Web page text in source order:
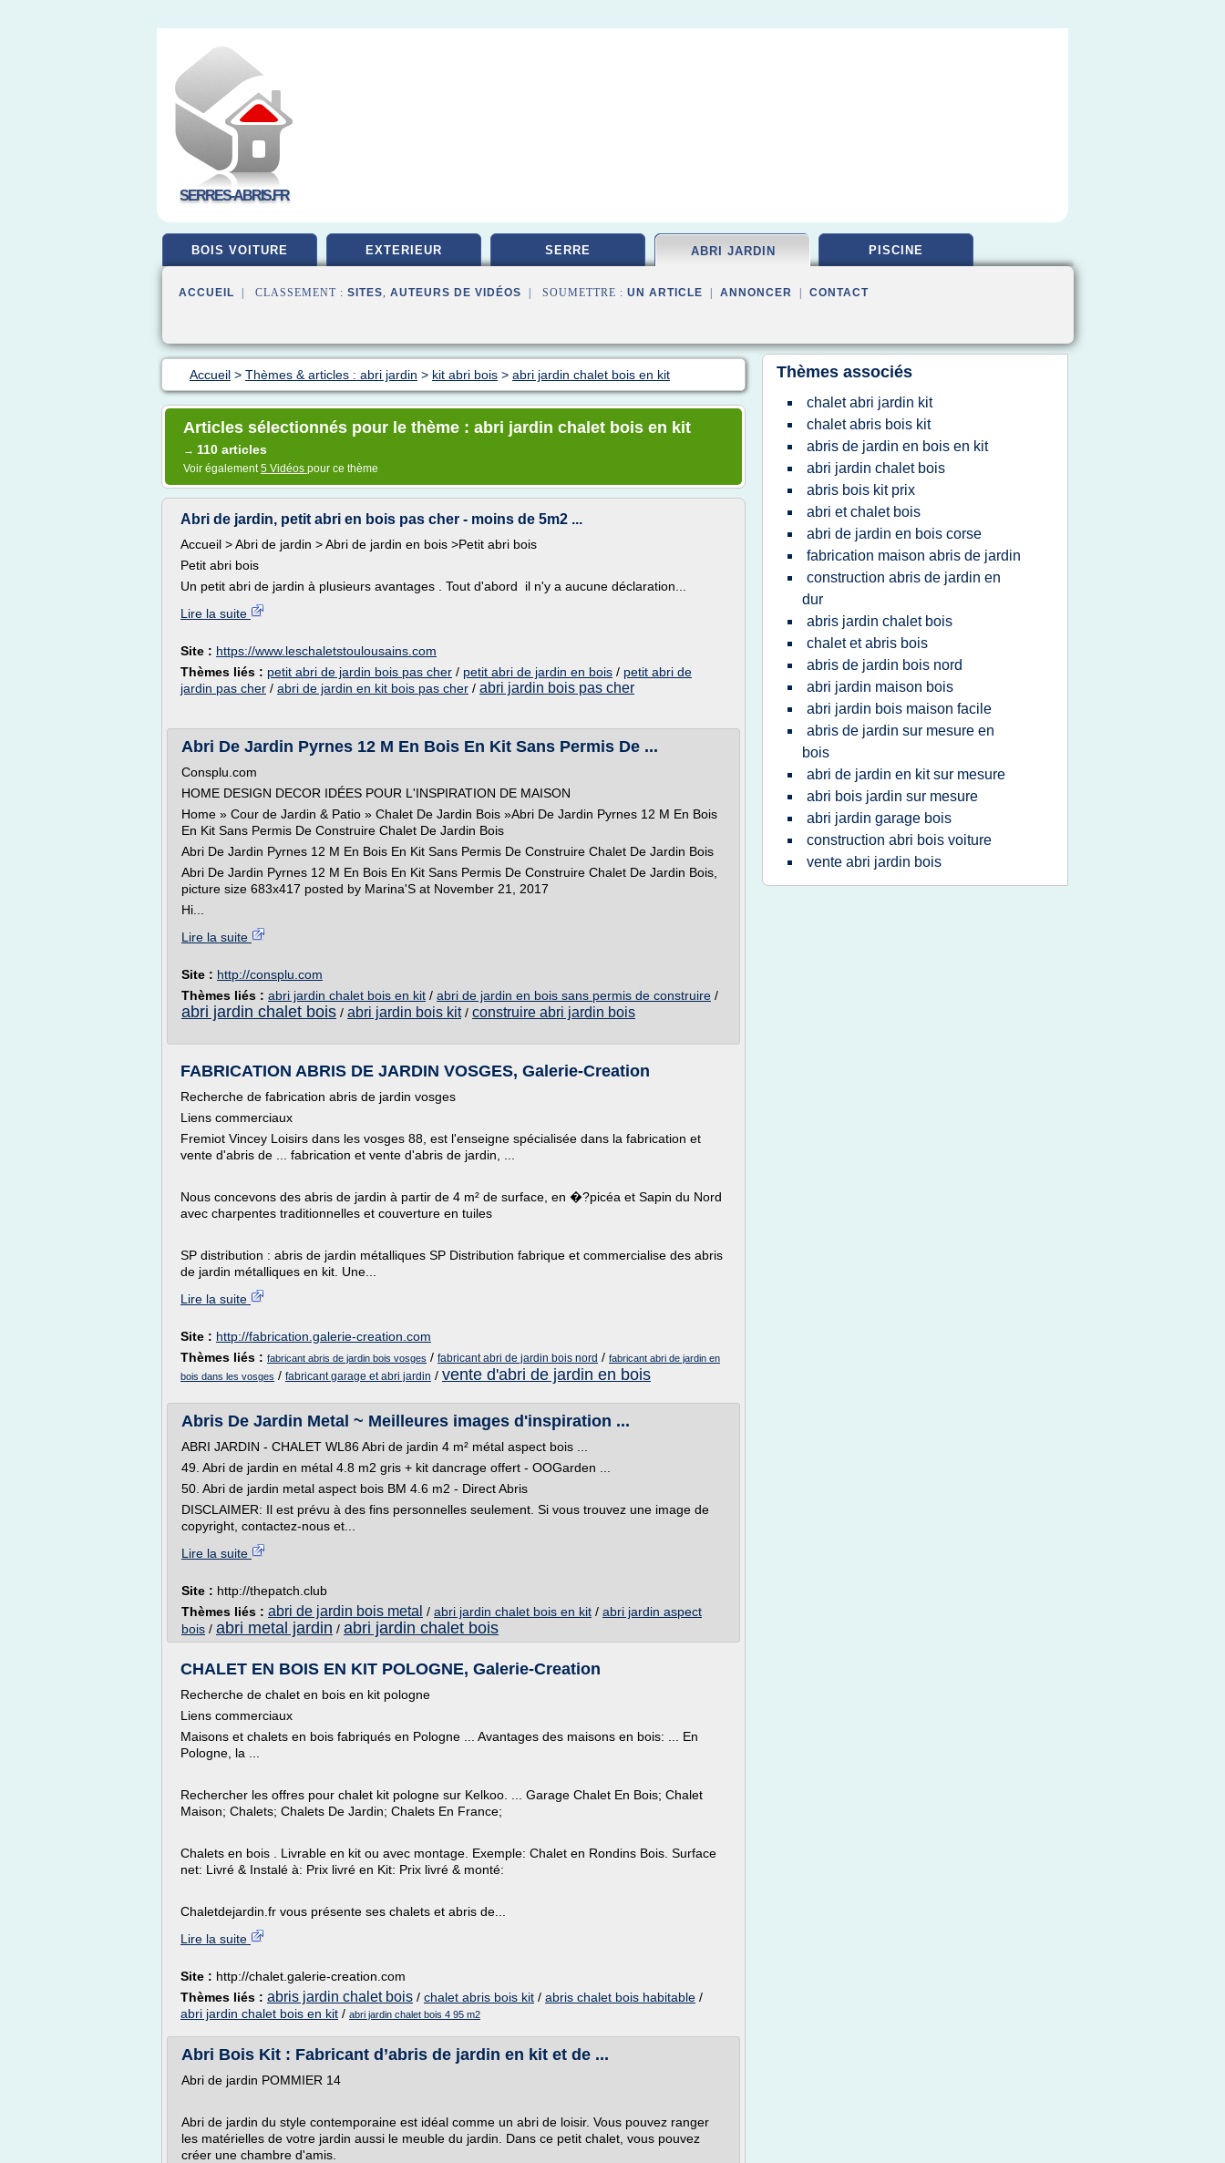
SERRES-ABRIS.FR
BOIS VOITURE EXTERIEUR SERRE ABRI JARDIN PISCINE
ACCUEIL | CLASSEMENT : SITES, AUTEURS DE VIDÉOS | SOUMETTRE : UN ARTICLE ANNONCER CONTACT
Accueil > Thèmes & articles : abri jardin > kit abri bois > abri jardin chalet bois en kit
Articles sélectionnés pour le thème : abri jardin chalet bois en kit
→ 110 articles
Voir également5 Vidéos pour ce thème
Abri de jardin, petit abri en bois pas cher - moins de 5m2 ...
Accueil > Abri de jardin > Abri de jardin en bois >Petit abri bois
Petit abri bois
Un petit abri de jardin à plusieurs avantages . Tout d'abord il n'y a aucune déclaration...
Lire la suite
Site : https://www.leschaletstoulousains.com
Thèmes liés : petit abri de jardin bois pas cher / petit abri de jardin en bois / petit abri de
jardin pas cher / abri de jardin en kit bois pas cher / abri jardin bois pas cher
Abri De Jardin Pyrnes 12 M En Bois En Kit Sans Permis De ...
Consplu.com
HOME DESIGN DECOR IDÉES POUR L'INSPIRATION DE MAISON
Home » Cour de Jardin & Patio » Chalet De Jardin Bois »Abri De Jardin Pyrnes 12 M En Bois
En Kit Sans Permis De Construire Chalet De Jardin Bois
Abri De Jardin Pyrnes 12 M En Bois En Kit Sans Permis De Construire Chalet De Jardin Bois
Abri De Jardin Pyrnes 12 M En Bois En Kit Sans Permis De Construire Chalet De Jardin Bois,
picture size 683x417 posted by Marina'S at November 21, 2017
Hi...
Lire la suite
Site : http://consplu.com
Thèmes liés : abri jardin chalet bois en kit / abri de jardin en bois sans permis de construire /
abri jardin chalet bois / abri jardin bois kit/ construire abri jardin bois
FABRICATION ABRIS DE JARDIN VOSGES, Galerie-Creation
Recherche de fabrication abris de jardin vosges
Liens commerciaux
Fremiot Vincey Loisirs dans les vosges 88, est l'enseigne spécialisée dans la fabrication et
vente d'abris de ... fabrication et vente d'abris de jardin, ...
Nous concevons des abris de jardin à partir de 4 m² de surface, en �?picéa et Sapin du Nord
avec charpentes traditionnelles et couverture en tuiles
SP distribution : abris de jardin métalliques SP Distribution fabrique et commercialise des abris
de jardin métalliques en kit. Une...
Lire la suite
Site : http://fabrication.galerie-creation.com
Thèmes liés : fabricant abris de jardin bois vosges / fabricant abri de jardin bois nord / fabricant abri de jardin en
bois dans les vosges / fabricant garage et abri jardin / vente d'abri de jardin en bois
Abris De Jardin Metal ~ Meilleures images d'inspiration ...
ABRI JARDIN - CHALET WL86 Abri de jardin 4 m² métal aspect bois ...
49. Abri de jardin en métal 4.8 m2 gris + kit dancrage offert - OOGarden ...
50. Abri de jardin metal aspect bois BM 4.6 m2 - Direct Abris
DISCLAIMER: Il est prévu à des fins personnelles seulement. Si vous trouvez une image de
copyright, contactez-nous et...
Lire la suite
Site : http://thepatch.club
Thèmes liés : abri de jardin bois metal / abri jardin chalet bois en kit / abri jardin aspect
bois / abri metal jardin / abri jardin chalet bois
CHALET EN BOIS EN KIT POLOGNE, Galerie-Creation
Recherche de chalet en bois en kit pologne
Liens commerciaux
Maisons et chalets en bois fabriqués en Pologne ... Avantages des maisons en bois: ... En
Pologne, la ...
Rechercher les offres pour chalet kit pologne sur Kelkoo. ... Garage Chalet En Bois; Chalet
Maison; Chalets; Chalets De Jardin; Chalets En France;
Chalets en bois . Livrable en kit ou avec montage. Exemple: Chalet en Rondins Bois. Surface
net: Livré & Instalé à: Prix livré en Kit: Prix livré & monté:
Chaletdejardin.fr vous présente ses chalets et abris de...
Lire la suite
Site : http://chalet.galerie-creation.com
Thèmes liés : abris jardin chalet bois / chalet abris bois kit / abris chalet bois habitable /
abri jardin chalet bois en kit / abri jardin chalet bois 4 95 m2
Abri Bois Kit : Fabricant d’abris de jardin en kit et de ...
Abri de jardin POMMIER 14
Abri de jardin du style contemporaine est idéal comme un abri de loisir. Vous pouvez ranger
les matérielles de votre jardin aussi le meuble du jardin. Dans ce petit chalet, vous pouvez
créer une chambre d'amis.
Thèmes associés
chalet abri jardin kit
chalet abris bois kit
abris de jardin en bois en kit
abri jardin chalet bois
abris bois kit prix
abri et chalet bois
abri de jardin en bois corse
fabrication maison abris de jardin
construction abris de jardin en
dur
abris jardin chalet bois
chalet et abris bois
abris de jardin bois nord
abri jardin maison bois
abri jardin bois maison facile
abris de jardin sur mesure en
bois
abri de jardin en kit sur mesure
abri bois jardin sur mesure
abri jardin garage bois
construction abri bois voiture
vente abri jardin bois